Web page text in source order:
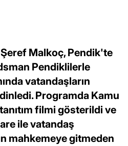
Malkoç, Pendik'te
Pendiklilerle
vatandaşların
Programda Kamu
filmi gösterildi ve
ile vatandaş
mahkemeye gitmeden